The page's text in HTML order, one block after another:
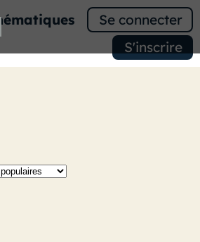
Se connecter
S'inscrire